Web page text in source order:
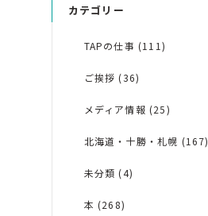
カテゴリー
TAPの仕事 (111)
ご挨拶 (36)
メディア情報 (25)
北海道・十勝・札幌 (167)
未分類 (4)
本 (268)